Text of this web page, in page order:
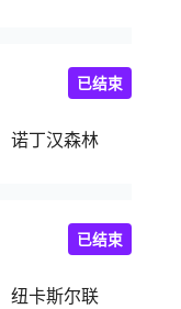
诺丁汉森林
已结束
纽卡斯尔联
已结束